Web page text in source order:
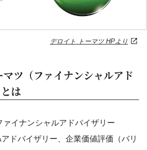
デロイト トーマツ HPより
マツ（ファイナンシャルアド
は
ァイナンシャルアドバイザリー
アドバイザリー、企業価値評価（バリ